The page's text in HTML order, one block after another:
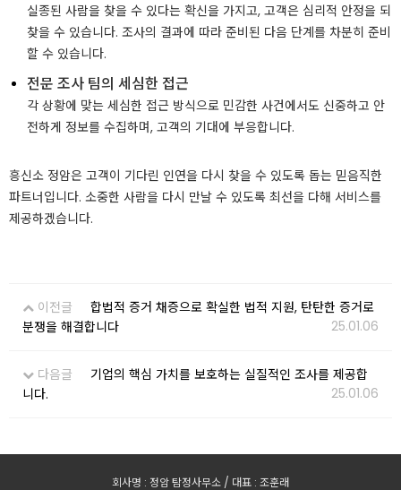
실종된 사람을 찾을 수 있다는 확신을 가지고, 고객은 심리적 안정을 되
찾을 수 있습니다. 조사의 결과에 따라 준비된 다음 단계를 차분히 준비
할 수 있습니다.
전문 조사 팀의 세심한 접근
각 상황에 맞는 세심한 접근 방식으로 민감한 사건에서도 신중하고 안
전하게 정보를 수집하며, 고객의 기대에 부응합니다.
흥신소 정암은 고객이 기다린 인연을 다시 찾을 수 있도록 돕는 믿음직한
파트너입니다. 소중한 사람을 다시 만날 수 있도록 최선을 다해 서비스를
제공하겠습니다.
이전글
합법적 증거 채증으로 확실한 법적 지원, 탄탄한 증거로
분쟁을 해결합니다
25.01.06
다음글
기업의 핵심 가치를 보호하는 실질적인 조사를 제공합
니다.
25.01.06
회사명 : 정암 탐정사무소 / 대표 : 조훈래